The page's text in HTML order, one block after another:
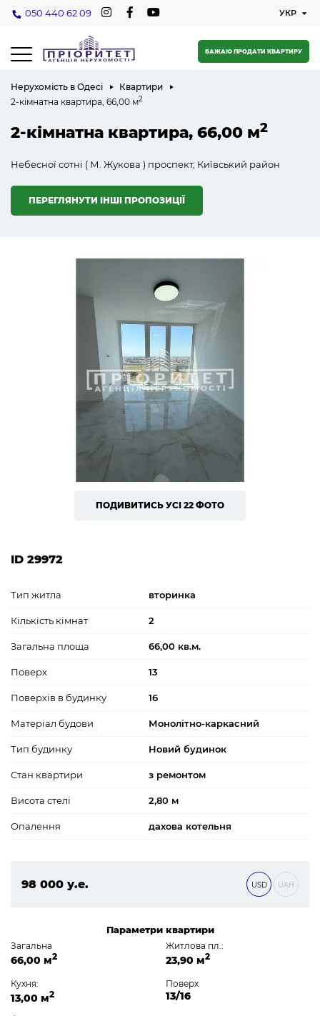
050 440 62 09
БАЖАЮ ПРОДАТИ КВАРТИРУ
Нерухомість в Одесі
Квартири
2-кімнатна квартира, 66,00 м2
2-кімнатна квартира, 66,00 м2
Небесної сотні ( М. Жукова ) проспект, Київський район
ПЕРЕГЛЯНУТИ ІНШІ ПРОПОЗИЦІЇ
ПОДИВИТИСЬ УСІ 22 ФОТО
ID 29972
Тип житла вторинка
Кількість кімнат 2
Загальна площа 66,00 кв.м.
Поверх 13
Поверхів в будинку 16
Матеріал будови Монолітно-каркасний
Тип будинку Новий будинок
Стан квартири з ремонтом
Висота стелі 2,80 м
Опалення дахова котельня
98 000 у.е.
USD UAH
Параметри квартири
Загальна
66,00 м2
Житлова пл.:
23,90 м2
Кухня:
13,00 м2
Поверх
13/16